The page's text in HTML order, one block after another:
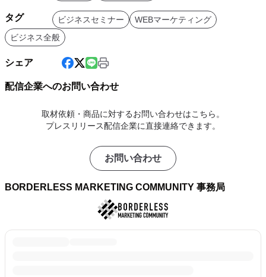
タグ ビジネスセミナー
WEBマーケティング
ビジネス全般
シェア
配信企業へのお問い合わせ
取材依頼・商品に対するお問い合わせはこちら。
プレスリリース配信企業に直接連絡できます。
お問い合わせ
BORDERLESS MARKETING COMMUNITY 事務局